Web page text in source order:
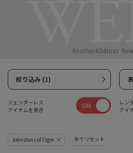
絞り込み (1)
ジェンダーレス
アイテムを表示
ON
レン
アイ
Johnstons of Elgin 全てリセット